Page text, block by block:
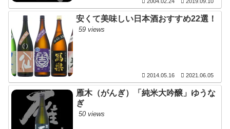
安くて美味しい日本酒おすすめ22選！
59 views
2014.05.16 2021.06.05
雁木（がんぎ）「純米大吟醸」ゆうな
ぎ
50 views